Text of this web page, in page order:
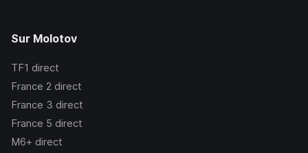
Sur Molotov
TF1 direct
France 2 direct
France 3 direct
France 5 direct
M6+ direct